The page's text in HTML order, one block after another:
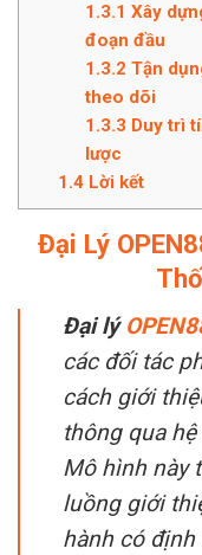
1.3.1 Xây
đoạn đầu
1.3.2 Tận
theo dõi
1.3.3 Duy trì
lược
1.4Lời kết
Đại Lý
Đại lý
các đối tác
cách giới
thông qua
Mô hình này
luồng giới
hành có